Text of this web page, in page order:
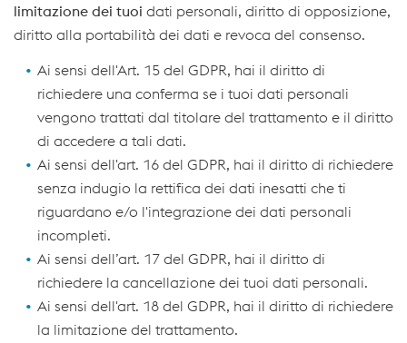
limitazione dei tuoi dati personali, diritto di opposizione,
diritto alla portabilità dei dati e revoca del consenso.
Ai sensi dell'Art. 15 del GDPR, hai il diritto di
richiedere una conferma se i tuoi dati personali
vengono trattati dal titolare del trattamento e il diritto
di accedere a tali dati.
Ai sensi dell'art. 16 del GDPR, hai il diritto di richiedere
senza indugio la rettifica dei dati inesatti che ti
riguardano e/o l'integrazione dei dati personali
incompleti.
Ai sensi dell’art. 17 del GDPR, hai il diritto di
richiedere la cancellazione dei tuoi dati personali.
Ai sensi dell'art. 18 del GDPR, hai il diritto di richiedere
la limitazione del trattamento.